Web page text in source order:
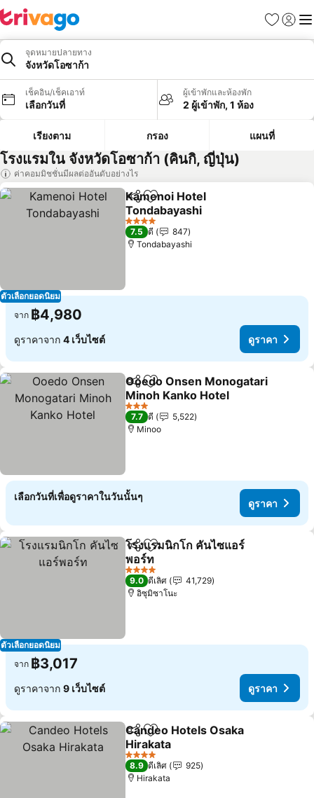
รายการโป
เข้าสู่ร
เมนู
จุดหมายปลายทาง
จังหวัดโอซาก้า
เช็คอิน/เช็คเอาท์
เลือกวันที่
ผู้เข้าพักและห้องพัก
2 ผู้เข้าพัก, 1 ห้อง
เรียงตาม กรอง แผนที่
โรงแรมใน จังหวัดโอซาก้า (คินกิ, ญี่ปุ่น)
ค่าคอมมิชชั่นมีผลต่ออันดับอย่างไร
ตัวเลือกยอดนิยม
แชร์ เพิ่มในรายการโปรด
Kamenoi Hotel
Tondabayashi
4 ดาว
7.5 ดี
847
Tondabayashi
จาก ฿4,980
ดูราคาจาก 4 เว็บไซต์ ดูราคา
แชร์ เพิ่มในรายการโปรด
Ooedo Onsen Monogatari
Minoh Kanko Hotel
3 ดาว
7.7 ดี
5,522
Minoo
เลือกวันที่เพื่อดูราคาในวันนั้นๆ
ดูราคา
ตัวเลือกยอดนิยม
แชร์ เพิ่มในรายการโปรด
โรงแรมนิกโก คันไซแอร์
พอร์ท
4 ดาว
9.0 ดีเลิศ
41,729
อิซุมิซาโนะ
จาก ฿3,017
ดูราคาจาก 9 เว็บไซต์ ดูราคา
แชร์ เพิ่มในรายการโปรด
Candeo Hotels Osaka
Hirakata
4 ดาว
8.9 ดีเลิศ
925
Hirakata